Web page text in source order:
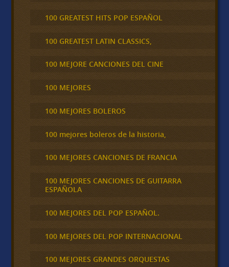
100 GREATEST HITS POP ESPAÑOL
100 GREATEST LATIN CLASSICS,
100 MEJORE CANCIONES DEL CINE
100 MEJORES
100 MEJORES BOLEROS
100 mejores boleros de la historia,
100 MEJORES CANCIONES DE FRANCIA
100 MEJORES CANCIONES DE GUITARRA
ESPAÑOLA
100 MEJORES DEL POP ESPAÑOL.
100 MEJORES DEL POP INTERNACIONAL
100 MEJORES GRANDES ORQUESTAS